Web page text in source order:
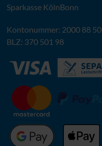
Sparkasse KölnBonn
Kontonummer: 2000 88 50
BLZ: 370 501 98